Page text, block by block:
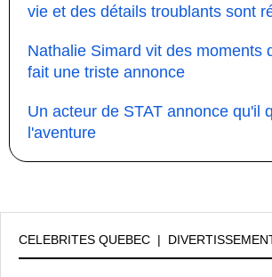
vie et des détails troublants sont
Nathalie Simard vit des moments
fait une triste annonce
Un acteur de STAT annonce qu'il
l'aventure
CELEBRITES QUEBEC |